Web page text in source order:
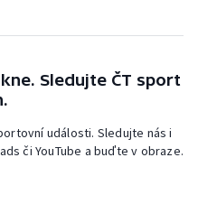
Sledujte ČT sport
události. Sledujte nás i
či YouTube a buďte v obraze.